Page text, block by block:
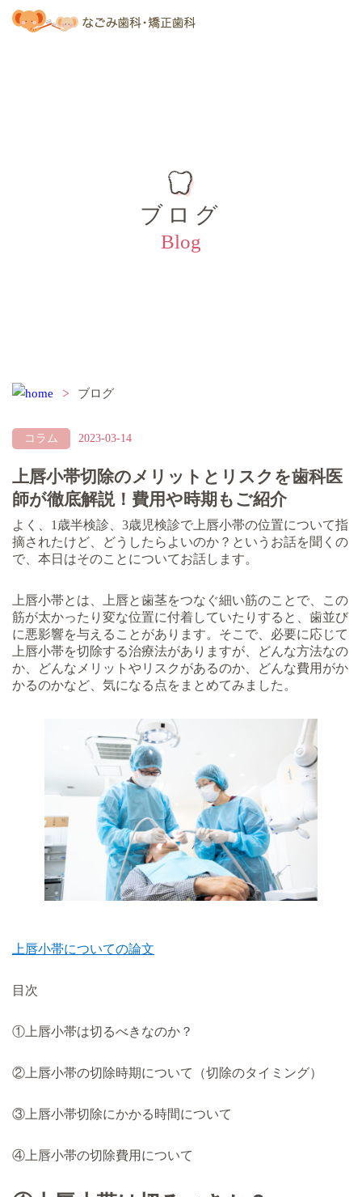
ブログ
Blog
ブログ
コラム 2023-03-14
上唇小帯切除のメリットとリスクを歯科医
師が徹底解説！費用や時期もご紹介
よく、1歳半検診、3歳児検診で上唇小帯の位置について指
摘されたけど、どうしたらよいのか？というお話を聞くの
で、本日はそのことについてお話します。
上唇小帯とは、上唇と歯茎をつなぐ細い筋のことで、この
筋が太かったり変な位置に付着していたりすると、歯並び
に悪影響を与えることがあります。そこで、必要に応じて
上唇小帯を切除する治療法がありますが、どんな方法なの
か、どんなメリットやリスクがあるのか、どんな費用がか
かるのかなど、気になる点をまとめてみました。
上唇小帯についての論文
目次
①上唇小帯は切るべきなのか？
②上唇小帯の切除時期について（切除のタイミング）
③上唇小帯切除にかかる時間について
④上唇小帯の切除費用について